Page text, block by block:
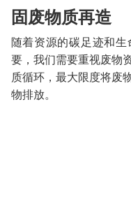
固废物质再造
随着资源的碳足迹和
要，我们需要重视废物
质循环，最大限度将废
物排放。